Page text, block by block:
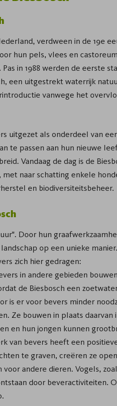
verdween in de 19e
hun pels, vlees en
in 1988 werden de eerste
een uitgestrekt waterrijk
vanwege het
uitgezet als onderdeel van
te passen aan hun nieuwe
Vandaag de dag is de
naar schatting enkele
en biodiversiteitsbeheer.
Door hun
op een unieke
zich hier gedragen:
in andere gebieden
de Biesbosch een
er voor bevers minder
Ze bouwen in plaats daarvan
en hun jongen kunnen
van bevers heeft een
te graven, creëren ze
andere dieren. Vogels,
door beveractiviteiten.